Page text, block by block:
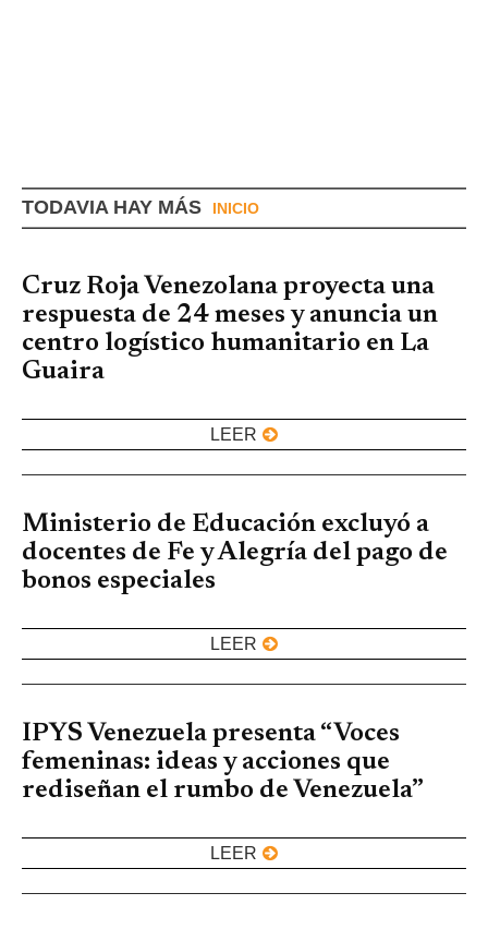
TODAVIA HAY MÁS INICIO
Cruz Roja Venezolana proyecta una
respuesta de 24 meses y anuncia un
centro logístico humanitario en La
Guaira
LEER
Ministerio de Educación excluyó a
docentes de Fe y Alegría del pago de
bonos especiales
LEER
IPYS Venezuela presenta “Voces
femeninas: ideas y acciones que
rediseñan el rumbo de Venezuela”
LEER